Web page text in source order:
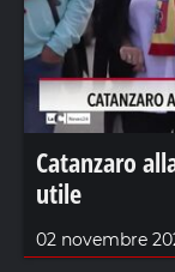
Catanzaro
utile
02 novembre